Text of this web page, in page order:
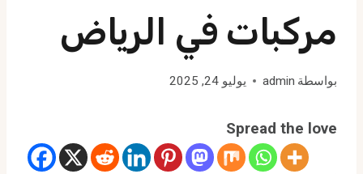
مركبات في الرياض
بواسطة admin يوليو 24, 2025
Spread the love